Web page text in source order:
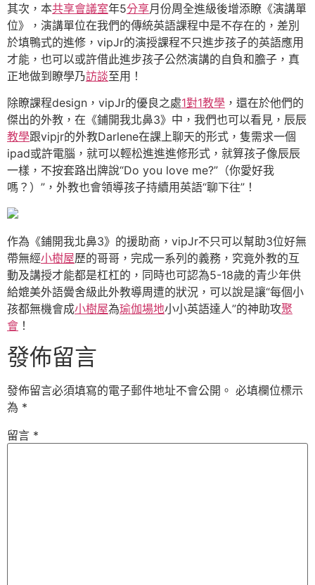
其次，本共享會議室年5分享月份周全進級後增添瞭《演講單
位》，演講單位在我們的傳統英語課程中是不存在的，差別
於填鴨式的進修，vipJr的演授課程不只進步孩子的英語應用
才能，也可以或許借此進步孩子公然演講的自負和膽子，真
正地做到瞭學乃訪談至用！
除瞭課程design，vipJr的優良之處1對1教學 ，還在於他們的
傑出的外教，在《鋪開我北鼻3》中，我們也可以看見，辰辰
教學跟vipjr的外教Darlene在課上聊天的形式，隻需求一個
ipad或許電腦，就可以輕松進進進修形式，就算孩子像辰辰
一樣，不按套路出牌說“Do you love me?”（你愛好我
嗎？）”，外教也會領導孩子持續用英語“聊下往”！
作為《鋪開我北鼻3》的援助商，vipJr不只可以幫助3位好無
帶無經小樹屋歷的哥哥，完成一系列的義務，究竟外教的互
動及講授才能都是杠杠的，同時也可認為5-18歲的青少年供
給媲美外語黌舍級此外教導周遭的狀況，可以說是讓“每個小
孩都無機會成小樹屋為瑜伽場地小小英語達人”的神助攻聚
會 ！
發佈留言
發佈留言必須填寫的電子郵件地址不會公開。 必填欄位標示
為 *
留言 *